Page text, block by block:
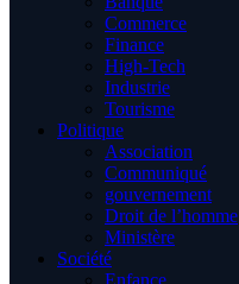
Commerce
Finance
High-Tech
Industrie
Tourisme
Politique
Association
Communiqué
gouvernement
Droit de l’homme
Ministère
Société
Enfance